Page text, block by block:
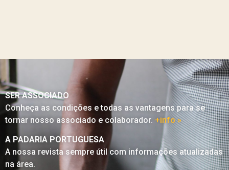
SER ASSOCIADO
Conheça as condições e todas as vantagens para se
tornar nosso associado e colaborador. +info »
A PADARIA PORTUGUESA
A nossa revista sempre útil com informações atualizadas
na área.